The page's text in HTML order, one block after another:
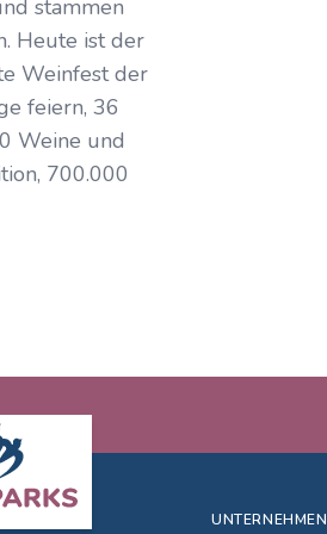
stammen
Heute ist der
Weinfest der
feiern, 36
Weine und
700.000
UNTERNEHMEN